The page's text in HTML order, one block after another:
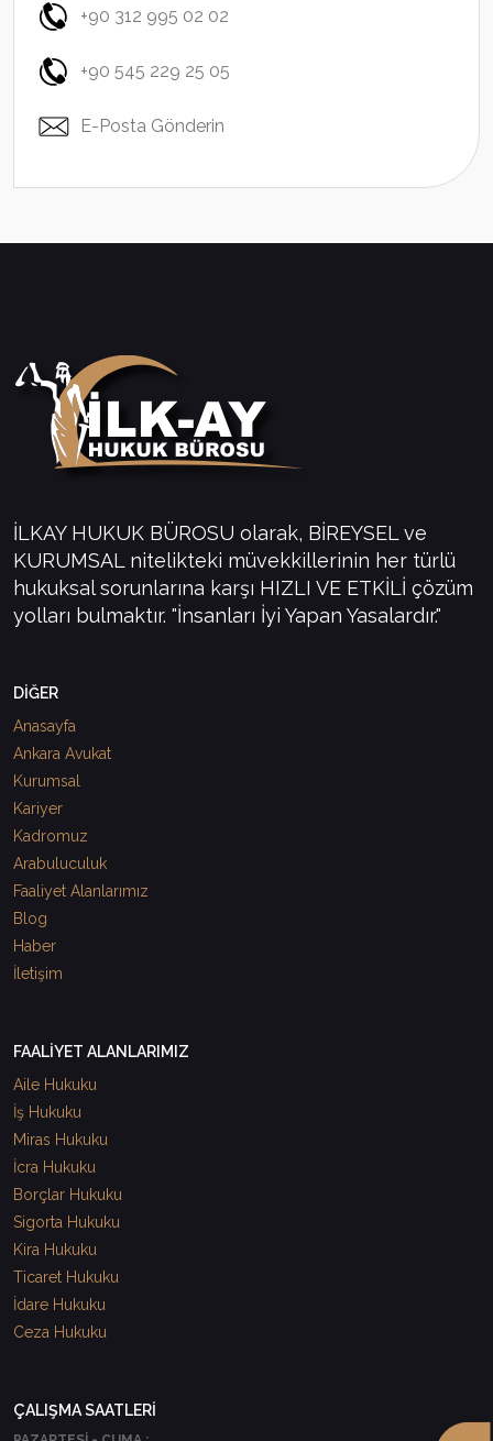
+90 312 995 02 02
+90 545 229 25 05
E-Posta Gönderin
İLKAY HUKUK BÜROSU olarak, BİREYSEL ve
KURUMSAL nitelikteki müvekkillerinin her türlü
hukuksal sorunlarına karşı HIZLI VE ETKİLİ çözüm
yolları bulmaktır. "İnsanları İyi Yapan Yasalardır."
DİĞER
Anasayfa
Ankara Avukat
Kurumsal
Kariyer
Kadromuz
Arabuluculuk
Faaliyet Alanlarımız
Blog
Haber
İletişim
FAALİYET ALANLARIMIZ
Aile Hukuku
İş Hukuku
Miras Hukuku
İcra Hukuku
Borçlar Hukuku
Sigorta Hukuku
Kira Hukuku
Ticaret Hukuku
İdare Hukuku
Ceza Hukuku
ÇALIŞMA SAATLERİ